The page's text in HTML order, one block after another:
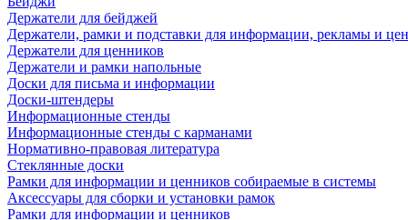
Держатели для бейджей
Держатели, рамки и подставки для информации, рекламы и
Держатели для ценников
Держатели и рамки напольные
Доски для письма и информации
Доски-штендеры
Информационные стенды
Информационные стенды с карманами
Нормативно-правовая литература
Стеклянные доски
Рамки для информации и ценников собираемые в системы
Аксессуары для сборки и установки рамок
Рамки для информации и ценников